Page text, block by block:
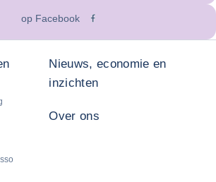
op Facebook
Nieuws, economie en
inzichten
Over ons